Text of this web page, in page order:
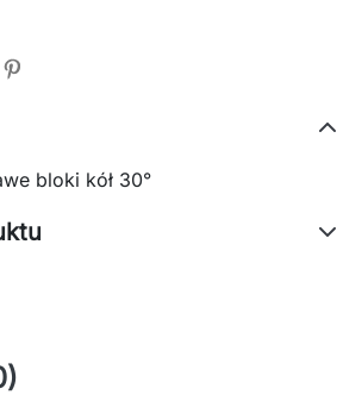
bloki kół 30°